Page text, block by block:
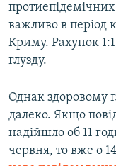
важливо в період
Криму. Рахунок
глузду.
Однак здоровому
далеко. Якщо
надійшло об 11
червня, то вже о